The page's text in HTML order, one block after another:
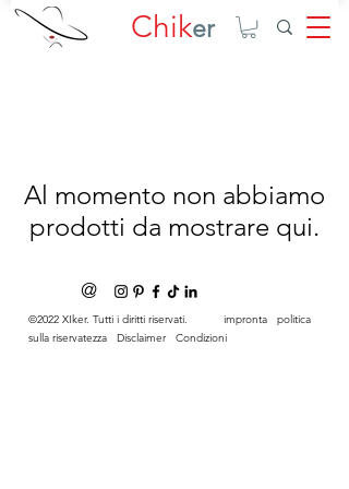
Chiker
Al momento non abbiamo
prodotti da mostrare qui.
@
©2022 XIker. Tutti i diritti riservati. impronta
politica
sulla riservatezza
Disclaimer Condizioni